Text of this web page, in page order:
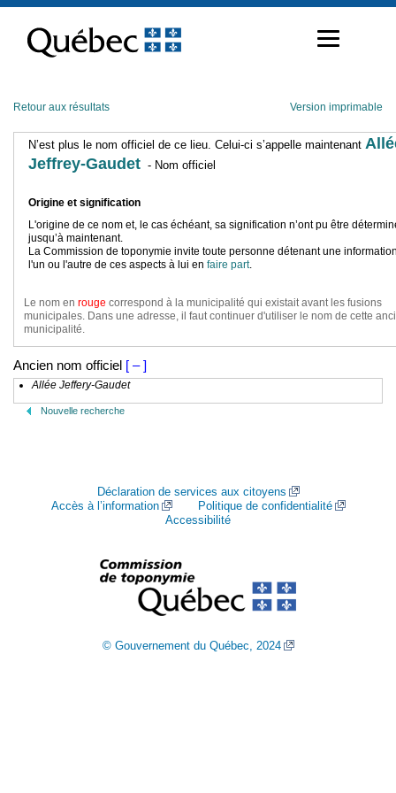
contenu
Retour aux résultats Version imprimable
N’est plus le nom officiel de ce lieu. Celui-ci s’appelle maintenant
Jeffrey-Gaudet - Nom officiel
Origine et signification
L'origine de ce nom et, le cas échéant, sa signification n’ont pu être
jusqu’à maintenant.
La Commission de toponymie invite toute personne détenant une
l'un ou l'autre de ces aspects à lui en faire part.
Le nom en rouge correspond à la municipalité qui existait avant les fusions
municipales. Dans une adresse, il faut continuer d'utiliser le nom de cette
municipalité.
Ancien nom officiel [ – ]
Allée Jeffery-Gaudet
Nouvelle recherche
Déclaration de services aux citoyens
Accès à l’information
Politique de confidentialité
Accessibilité
© Gouvernement du Québec, 2024